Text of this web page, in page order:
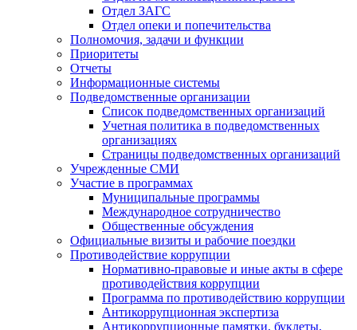
Отдел ЗАГС
Отдел опеки и попечительства
Полномочия, задачи и функции
Приоритеты
Отчеты
Информационные системы
Подведомственные организации
Список подведомственных организаций
Учетная политика в подведомственных
организациях
Страницы подведомственных организаций
Учрежденные СМИ
Участие в программах
Муниципальные программы
Международное сотрудничество
Общественные обсуждения
Официальные визиты и рабочие поездки
Противодействие коррупции
Нормативно-правовые и иные акты в сфере
противодействия коррупции
Программа по противодействию коррупции
Антикоррупционная экспертиза
Антикоррупционные памятки, буклеты,